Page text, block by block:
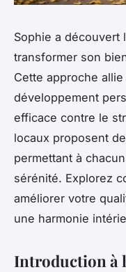
Sophie a découvert
transformer son
Cette approche
développement
efficace contre le
locaux proposent
permettant à
sérénité. Explorez
améliorer votre
une harmonie
Introduction à